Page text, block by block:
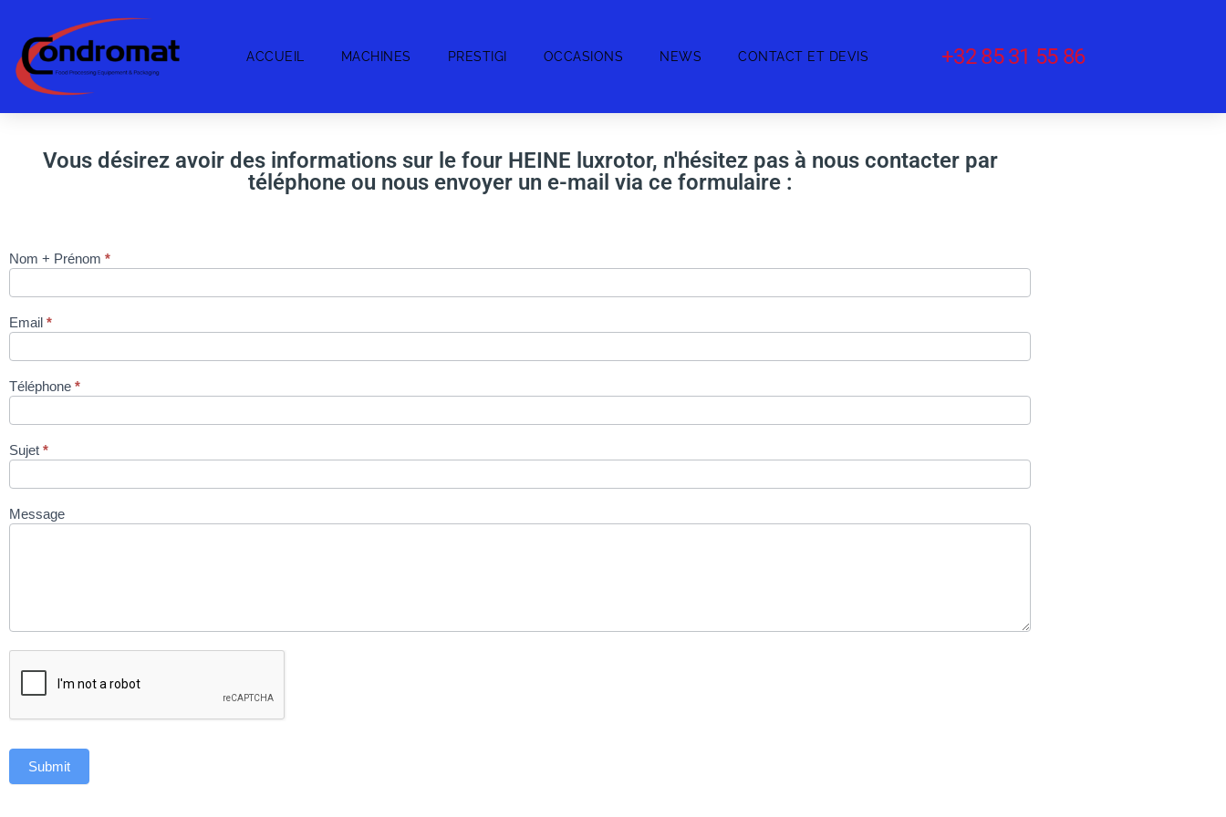
ACCUEIL MACHINES PRESTIGI OCCASIONS NEWS CONTACT ET DEVIS +32 85 31 55 86
Vous désirez avoir des informations sur le four HEINE luxrotor, n'hésitez pas à nous contacter par
téléphone ou nous envoyer un e-mail via ce formulaire :
FOUR
via site
Nom + Prénom *
Email *
Téléphone *
Sujet *
Message
Submit